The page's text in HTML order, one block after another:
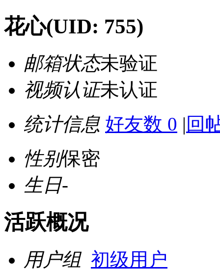
花心(UID: 755)
邮箱状态未验证
视频认证未认证
统计信息 好友数 0 | 回
性别保密
生日-
活跃概况
用户组 初级用户